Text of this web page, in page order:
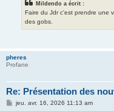
Mildendo a écrit :
Faire du Jdr c'est prendre une
des gobs.
pheres
Profane
Re: Présentation des
Mjeu. avr. 16, 2026 11:13 am